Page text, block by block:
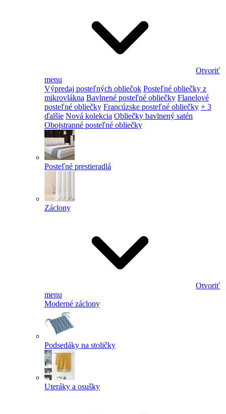
Otvoriť
menu
Výpredaj posteľných obliečok Posteľné obliečky z
mikrovlákna Bavlnené posteľné obliečky Flanelové
posteľné obliečky Francúzske posteľné obliečky + 3
ďalšie Nová kolekcia Obliečky bavlnený satén
Obojstranné posteľné obliečky
Posteľné prestieradlá
Záclony
Otvoriť
menu
Moderné záclony
Podsedáky na stoličky
Uteráky a osušky